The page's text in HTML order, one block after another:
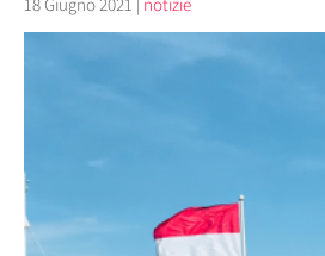
18 Giugno 2021 | notizie